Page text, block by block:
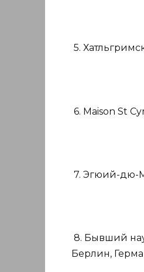
5.
6. Maison St
7. Эгюий-дю-
8. Бывший
Берлин,